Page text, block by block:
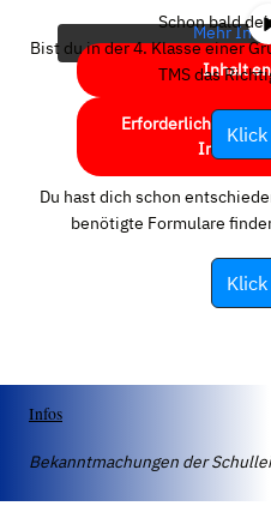
Mehr
Inhalt
Erforderlichen
Inhalte
Schon bald
Bist du in der 4. Klasse einer
TMS das
Du hast dich schon
benötigte Formulare
Infos
Bekanntmachungen der